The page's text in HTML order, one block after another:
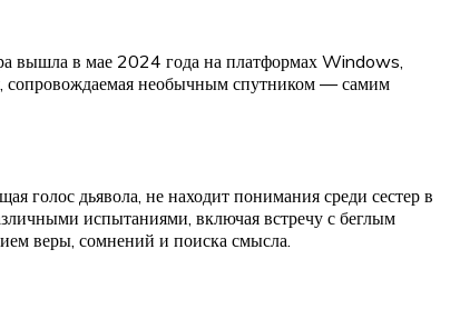
вышла в мае 2024 года на платформах Windows,
сопровождаемая необычным спутником — самим
голос дьявола, не находит понимания среди сестер в
испытаниями, включая встречу с беглым
веры, сомнений и поиска смысла.